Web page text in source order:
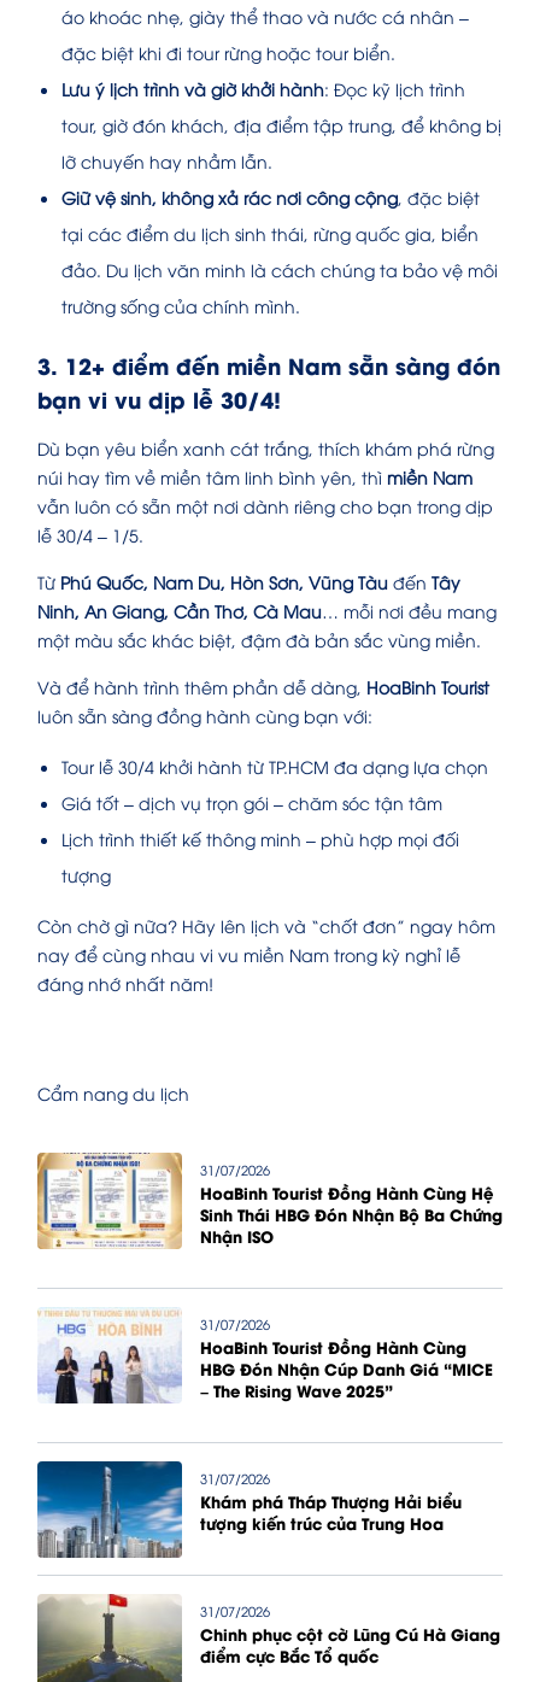
áo khoác nhẹ, giày thể thao và nước cá nhân –
đặc biệt khi đi tour rừng hoặc tour biển.
Lưu ý lịch trình và giờ khởi hành: Đọc kỹ lịch trình
tour, giờ đón khách, địa điểm tập trung, để không bị
lỡ chuyến hay nhầm lẫn.
Giữ vệ sinh, không xả rác nơi công cộng , đặc biệt
tại các điểm du lịch sinh thái, rừng quốc gia, biển
đảo. Du lịch văn minh là cách chúng ta bảo vệ môi
trường sống của chính mình.
3. 12+ điểm đến miền Nam sẵn sàng đón
bạn vi vu dịp lễ 30/4!
Dù bạn yêu biển xanh cát trắng, thích khám phá rừng
núi hay tìm về miền tâm linh bình yên, thì miền Nam
vẫn luôn có sẵn một nơi dành riêng cho bạn trong dịp
lễ 30/4 – 1/5.
Từ Phú Quốc, Nam Du, Hòn Sơn, Vũng Tàu đến Tây
Ninh, An Giang, Cần Thơ, Cà Mau … mỗi nơi đều mang
một màu sắc khác biệt, đậm đà bản sắc vùng miền.
Và để hành trình thêm phần dễ dàng, HoaBinh Tourist
luôn sẵn sàng đồng hành cùng bạn với:
Tour lễ 30/4 khởi hành từ TP.HCM đa dạng lựa chọn
Giá tốt – dịch vụ trọn gói – chăm sóc tận tâm
Lịch trình thiết kế thông minh – phù hợp mọi đối
tượng
Còn chờ gì nữa? Hãy lên lịch và “chốt đơn” ngay hôm
nay để cùng nhau vi vu miền Nam trong kỳ nghỉ lễ
đáng nhớ nhất năm!
Cẩm nang du lịch
31/07/2026
HoaBinh Tourist Đồng Hành Cùng Hệ
Sinh Thái HBG Đón Nhận Bộ Ba Chứng
Nhận ISO
31/07/2026
HoaBinh Tourist Đồng Hành Cùng
HBG Đón Nhận Cúp Danh Giá “MICE
– The Rising Wave 2025”
31/07/2026
Khám phá Tháp Thượng Hải biểu
tượng kiến trúc của Trung Hoa
31/07/2026
Chinh phục cột cờ Lũng Cú Hà Giang
điểm cực Bắc Tổ quốc